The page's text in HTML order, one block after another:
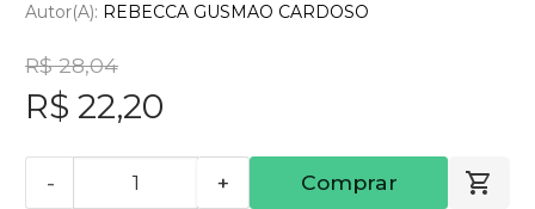
Autor(a): REBECCA GUSMAO CARDOSO
R$ 28,04
R$ 22,20
- + Comprar